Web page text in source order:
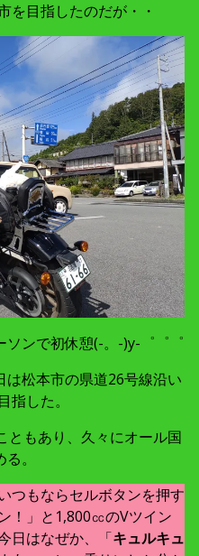
を目指したのだが・・
ンで初休憩(-。-)y-゜゜゜
松本市の県道26号線沿い
指した。
ともあり、久々にオール国
。
つもならセルボタンを押す
！」と1,800㏄のVツイン
日はなぜか、「キュルキュ